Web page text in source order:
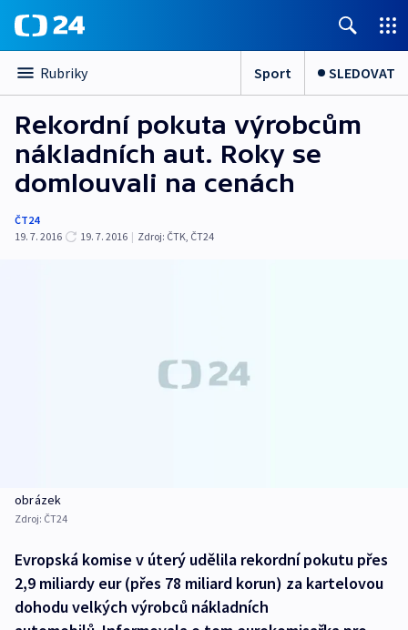
Rubriky Sport SLEDOVAT
Rekordní pokuta výrobcům
nákladních aut. Roky se
domlouvali na cenách
ČT24
19. 7. 2016
19. 7. 2016 | Zdroj: ČTK, ČT24
obrázek
Zdroj: ČT24
Evropská komise v úterý udělila rekordní pokutu přes
2,9 miliardy eur (přes 78 miliard korun) za kartelovou
dohodu velkých výrobců nákladních